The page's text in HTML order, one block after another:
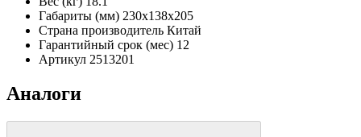
Габариты (мм) 230х138х205
Страна производитель Китай
Гарантийный срок (мес) 12
Артикул 2513201
Аналоги